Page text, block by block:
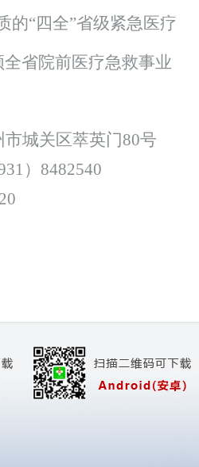
的“四全”省级紧急医疗
省院前医疗急救事业
城关区萃英门80号
）8482540